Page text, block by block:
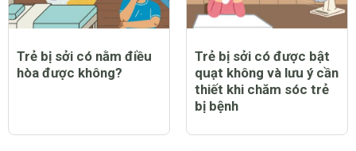
Trẻ bị sởi có nằm điều
hòa được không?
Trẻ bị sởi có được bật
quạt không và lưu ý cần
thiết khi chăm sóc trẻ
bị bệnh